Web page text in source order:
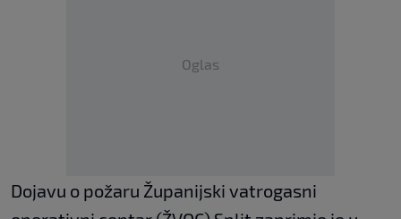
Oglas
Dojavu o požaru Županijski vatrogasni